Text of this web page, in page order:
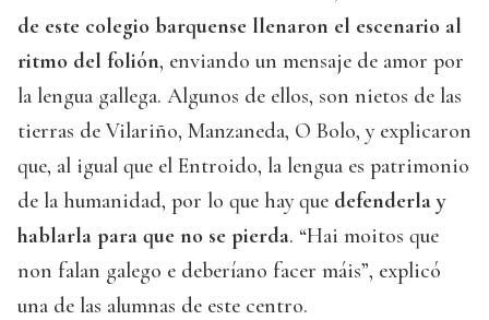
de este colegio barquense llenaron el escenario al
ritmo del folión, enviando un mensaje de amor por
la lengua gallega. Algunos de ellos, son nietos de las
tierras de Vilariño, Manzaneda, O Bolo, y explicaron
que, al igual que el Entroido, la lengua es patrimonio
de la humanidad, por lo que hay que defenderla y
hablarla para que no se pierda. “Hai moitos que
non falan galego e deberíano facer máis”, explicó
una de las alumnas de este centro.